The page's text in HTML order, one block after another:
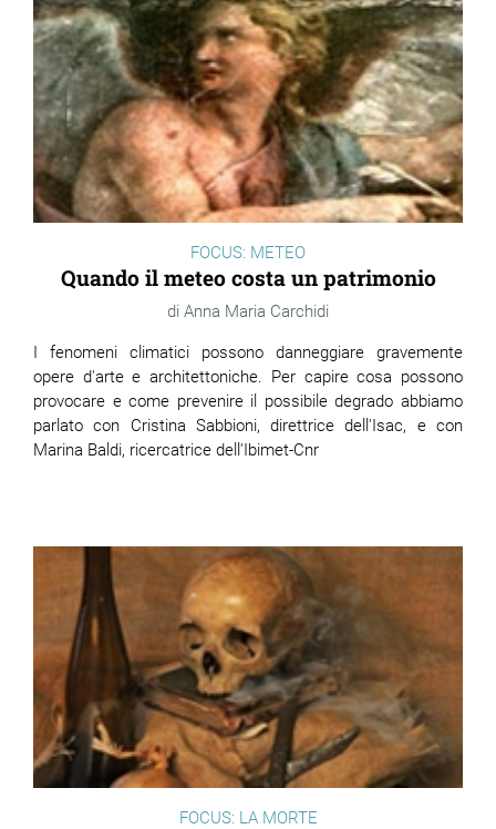
FOCUS: METEO
Quando il meteo costa un patrimonio
Anna Maria Carchidi
I fenomeni climatici possono danneggiare gravemente
opere d'arte e architettoniche. Per capire cosa possono
provocare e come prevenire il possibile degrado abbiamo
parlato con Cristina Sabbioni, direttrice dell'Isac, e con
Marina Baldi, ricercatrice dell'Ibimet-Cnr
FOCUS: LA MORTE